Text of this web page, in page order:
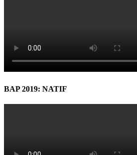
BAP 2019: NATIF